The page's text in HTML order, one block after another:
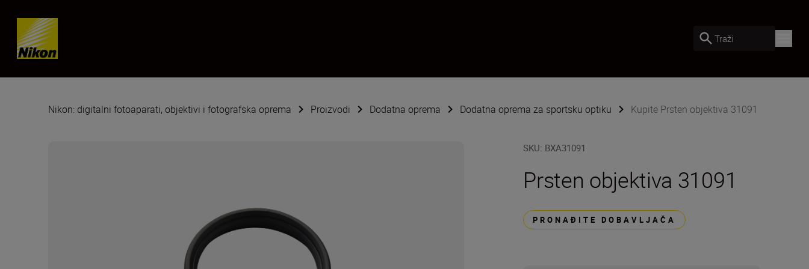
Skip content
Traži
Nikon: digitalni fotoaparati, objektivi i fotografska oprema Proizvodi Dodatna oprema Dodatna oprema za sportsku optiku Kupite Prsten objektiva 31091
SKU: BXA31091
Prsten objektiva 31091
PRONAĐITE DOBAVLJAČA